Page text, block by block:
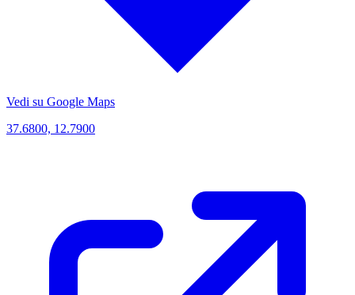
Vedi su Google Maps
37.6800, 12.7900